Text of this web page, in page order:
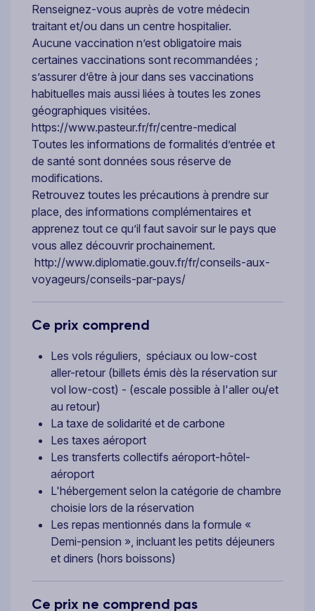
Renseignez-vous auprès de votre médecin
traitant et/ou dans un centre hospitalier.
Aucune vaccination n’est obligatoire mais
certaines vaccinations sont recommandées ;
s’assurer d’être à jour dans ses vaccinations
habituelles mais aussi liées à toutes les zones
géographiques visitées.
https://www.pasteur.fr/fr/centre-medical
Toutes les informations de formalités d’entrée et
de santé sont données sous réserve de
modifications.
Retrouvez toutes les précautions à prendre sur
place, des informations complémentaires et
apprenez tout ce qu’il faut savoir sur le pays que
vous allez découvrir prochainement.
http://www.diplomatie.gouv.fr/fr/conseils-aux-
voyageurs/conseils-par-pays/
Ce prix comprend
Les vols réguliers, spéciaux ou low-cost
aller-retour (billets émis dès la réservation sur
vol low-cost) - (escale possible à l'aller ou/et
au retour)
La taxe de solidarité et de carbone
Les taxes aéroport
Les transferts collectifs aéroport-hôtel-
aéroport
L'hébergement selon la catégorie de chambre
choisie lors de la réservation
Les repas mentionnés dans la formule «
Demi-pension », incluant les petits déjeuners
et diners (hors boissons)
Ce prix ne comprend pas